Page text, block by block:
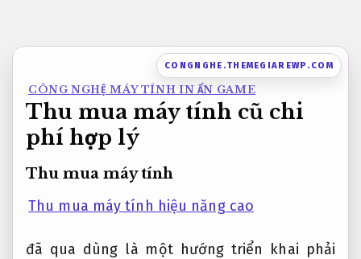
dung
CONGNGHE.THEMEGIAREWP.COM
CÔNG NGHỆ MÁY TÍNH IN ẤN GAME
Thu mua máy tính cũ chi
phí hợp lý
Thu mua máy tính
Thu mua máy tính hiệu năng cao
đã qua dùng là một hướng triển khai phải